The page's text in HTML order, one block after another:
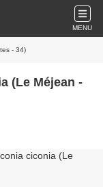
MENU
- 34)
(Le Méjean -